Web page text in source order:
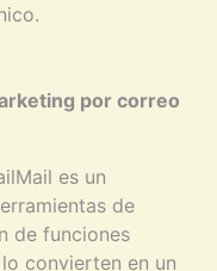
por correo
es un
de
de funciones
convierten en un